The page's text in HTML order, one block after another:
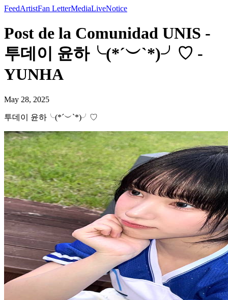
FeedArtistFan LetterMediaLiveNotice
Post de la Comunidad UNIS -
투데이 윤하╰(*´︶`*)╯♡ -
YUNHA
May 28, 2025
투데이 윤하╰(*´︶`*)╯♡